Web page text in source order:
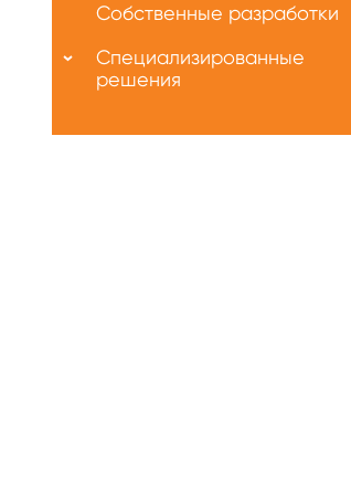
Собственные разработки
Специализированные
решения